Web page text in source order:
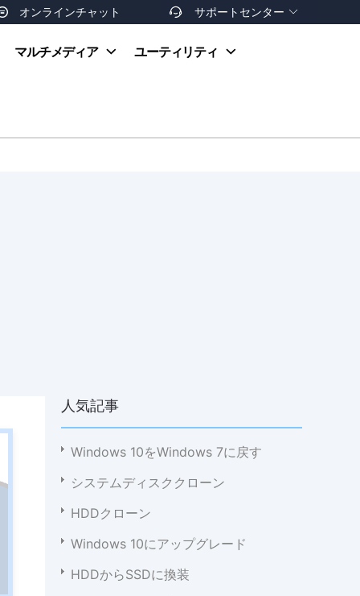
オンラインチャット  サポートセンター 
お支払い方法
マルチメディア ユーティリティ
人気記事
Windows 10をWindows 7に戻す
システムディスククローン
HDDクローン
Windows 10にアップグレード
HDDからSSDに換装